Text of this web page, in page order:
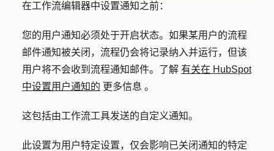
在工作流编辑器中设置通知之前：
您的用户通知必须处于开启状态。如果某用户的流程
邮件通知被关闭，流程仍会将记录纳入并运行，但该
用户将不会收到流程通知邮件。 了解 有关在 HubSpot
中设置用户通知的 更多信息 。
这包括由工作流工具发送的自定义通知。
此设置为用户特定设置，仅会影响已关闭通知的特定